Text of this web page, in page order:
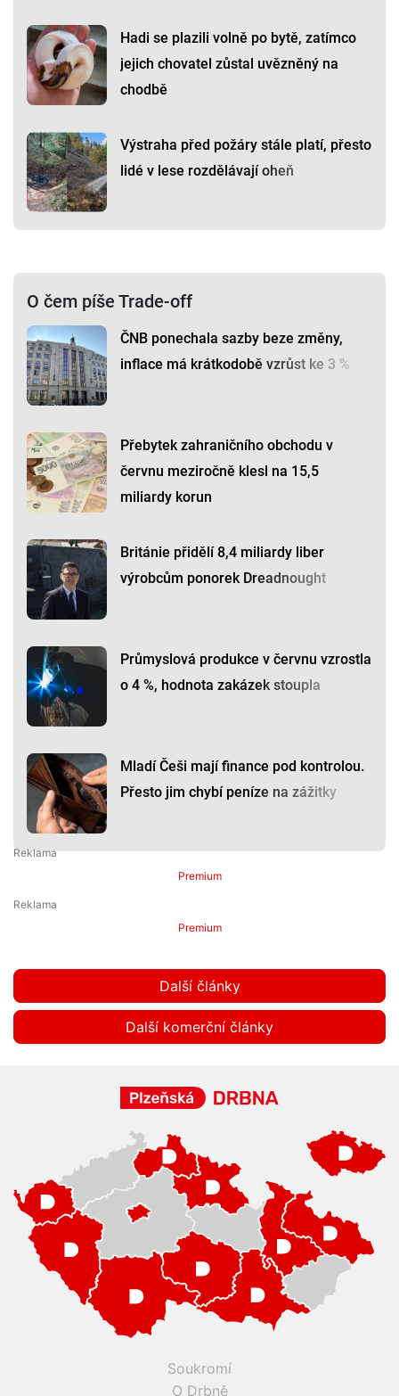
Hadi se plazili volně po bytě, zatímco
jejich chovatel zůstal uvězněný na
chodbě
Výstraha před požáry stále platí, přesto
lidé v lese rozdělávají oheň
O čem píše Trade-off
ČNB ponechala sazby beze změny,
inflace má krátkodobě vzrůst ke 3 %
Přebytek zahraničního obchodu v
červnu meziročně klesl na 15,5
miliardy korun
Británie přidělí 8,4 miliardy liber
výrobcům ponorek Dreadnought
Průmyslová produkce v červnu vzrostla
o 4 %, hodnota zakázek stoupla
Mladí Češi mají finance pod kontrolou.
Přesto jim chybí peníze na zážitky
Premium
Premium
Další články
Další komerční články
Soukromí
O Drbně